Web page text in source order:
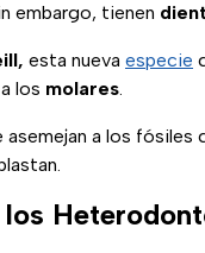
embargo, tienen
esta nueva especie
los molares.
asemejan a los fósiles